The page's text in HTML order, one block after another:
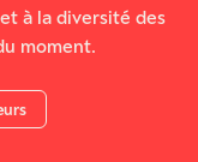
à la diversité des
moment.